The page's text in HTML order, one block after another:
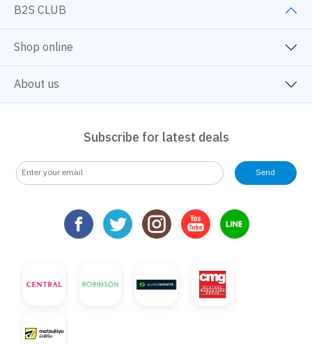
B2S CLUB
Shop online
About us
Subscribe for latest deals
Send